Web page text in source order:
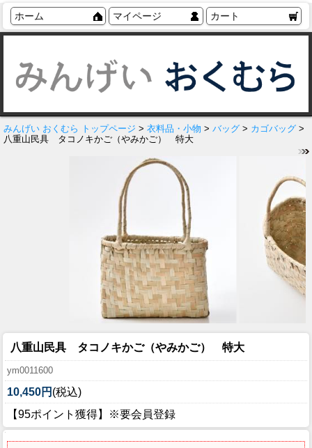
ホーム マイページ カート
みんげい おくむら トップページ > 衣料品・小物 > バッグ > カゴバッグ >
八重山民具 タコノキかご（やみかご） 特大
八重山民具 タコノキかご（やみかご） 特大
ym0011600
10,450円 (税込)
【95ポイント獲得】※要会員登録